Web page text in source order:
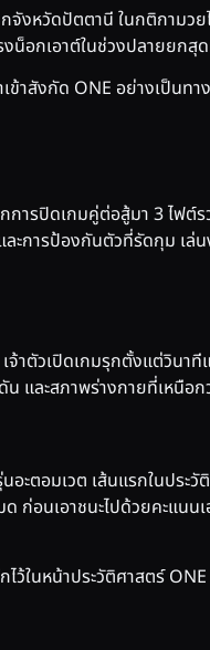
จังหวัดปัตตานี ในกติกามวย
น็อกเอาต์ในช่วงปลายยกสุ
ข้าสังกัด ONE อย่างเป็นท
รปิดเกมคู่ต่อสู้มา 3 ไฟต์ร
ะการป้องกันตัวที่รัดกุม เล่น
จ้าตัวเปิดเกมรุกตั้งแต่วินา
และสภาพร่างกายที่เหนือ
ะตอมเวต เส้นแรกในประ
ก่อนเอาชนะไปด้วยคะแน
ในหน้าประวัติศาสตร์